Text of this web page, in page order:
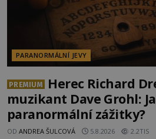
PARANORMÁLNÍ JEVY
PREMIUM
Herec Richard
muzikant Dave Grohl:
paranormální zážitky?
OD ANDREA ŠULCOVÁ 5.8.2026 2.2TIS